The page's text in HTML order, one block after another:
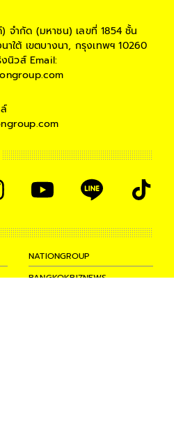
จำกัด (มหาชน) เลขที่ 1854 ชั้น
าใต้ เขตบางนา, กรุงเทพฯ 10260
นิวส์Email:
NATIONGROUP
BANGKOKBIZNEWS